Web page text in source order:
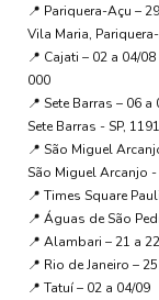
📍 Pariquera-Açu –
Vila Maria,
📍 Cajati – 02 a 04/
000
📍 Sete Barras – 06 a
Sete Barras - SP,
📍 São Miguel
São Miguel Arcanjo -
📍 Times Square
📍 Águas de São
📍 Alambari – 21 a
📍 Rio de Janeiro –
📍 Tatuí – 02 a 04/09